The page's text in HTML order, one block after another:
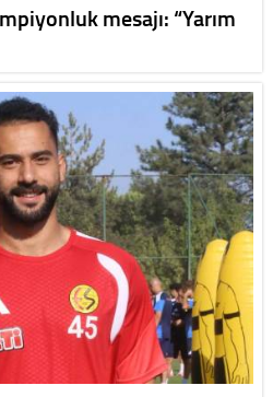
mesajı: “Yarım